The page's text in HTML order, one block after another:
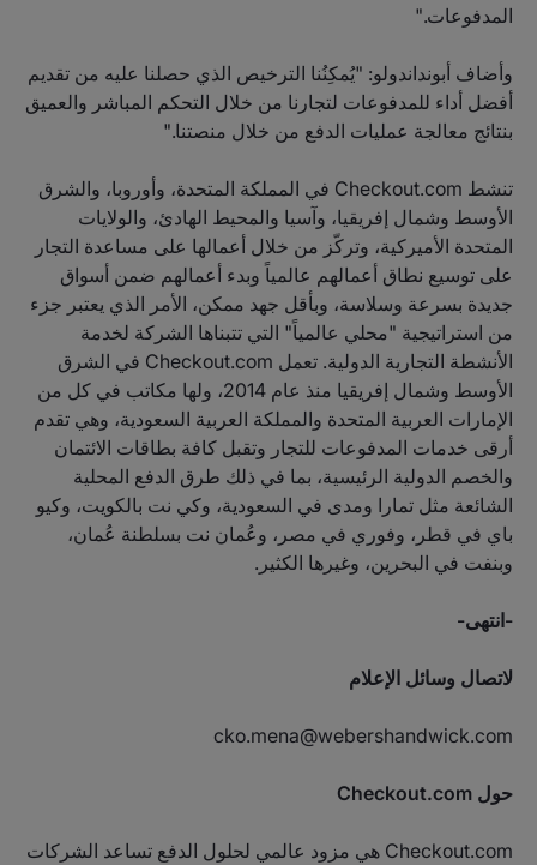
المدفوعات."
وأضاف أبونداندولو: "يُمكِنُنا الترخيص الذي حصلنا عليه من تقديم
أفضل أداء للمدفوعات لتجارنا من خلال التحكم المباشر والعميق
بنتائج معالجة عمليات الدفع من خلال منصتنا."
تنشط Checkout.com في المملكة المتحدة، وأوروبا، والشرق
الأوسط وشمال إفريقيا، وآسيا والمحيط الهادئ، والولايات
المتحدة الأميركية، وتركّز من خلال أعمالها على مساعدة التجار
على توسيع نطاق أعمالهم عالمياً وبدء أعمالهم ضمن أسواق
جديدة بسرعة وسلاسة، وبأقل جهد ممكن، الأمر الذي يعتبر جزء
من استراتيجية "محلي عالمياً" التي تتبناها الشركة لخدمة
الأنشطة التجارية الدولية. تعمل Checkout.com في الشرق
الأوسط وشمال إفريقيا منذ عام 2014، ولها مكاتب في كل من
الإمارات العربية المتحدة والمملكة العربية السعودية، وهي تقدم
أرقى خدمات المدفوعات للتجار وتقبل كافة بطاقات الائتمان
والخصم الدولية الرئيسية، بما في ذلك طرق الدفع المحلية
الشائعة مثل تمارا ومدى في السعودية، وكي نت بالكويت، وكيو
باي في قطر، وفوري في مصر، وعُمان نت بسلطنة عُمان،
وبنفت في البحرين، وغيرها الكثير.
-انتهى-
لاتصال وسائل الإعلام
cko.mena@webershandwick.com
حول Checkout.com
Checkout.com هي مزود عالمي لحلول الدفع تساعد الشركات